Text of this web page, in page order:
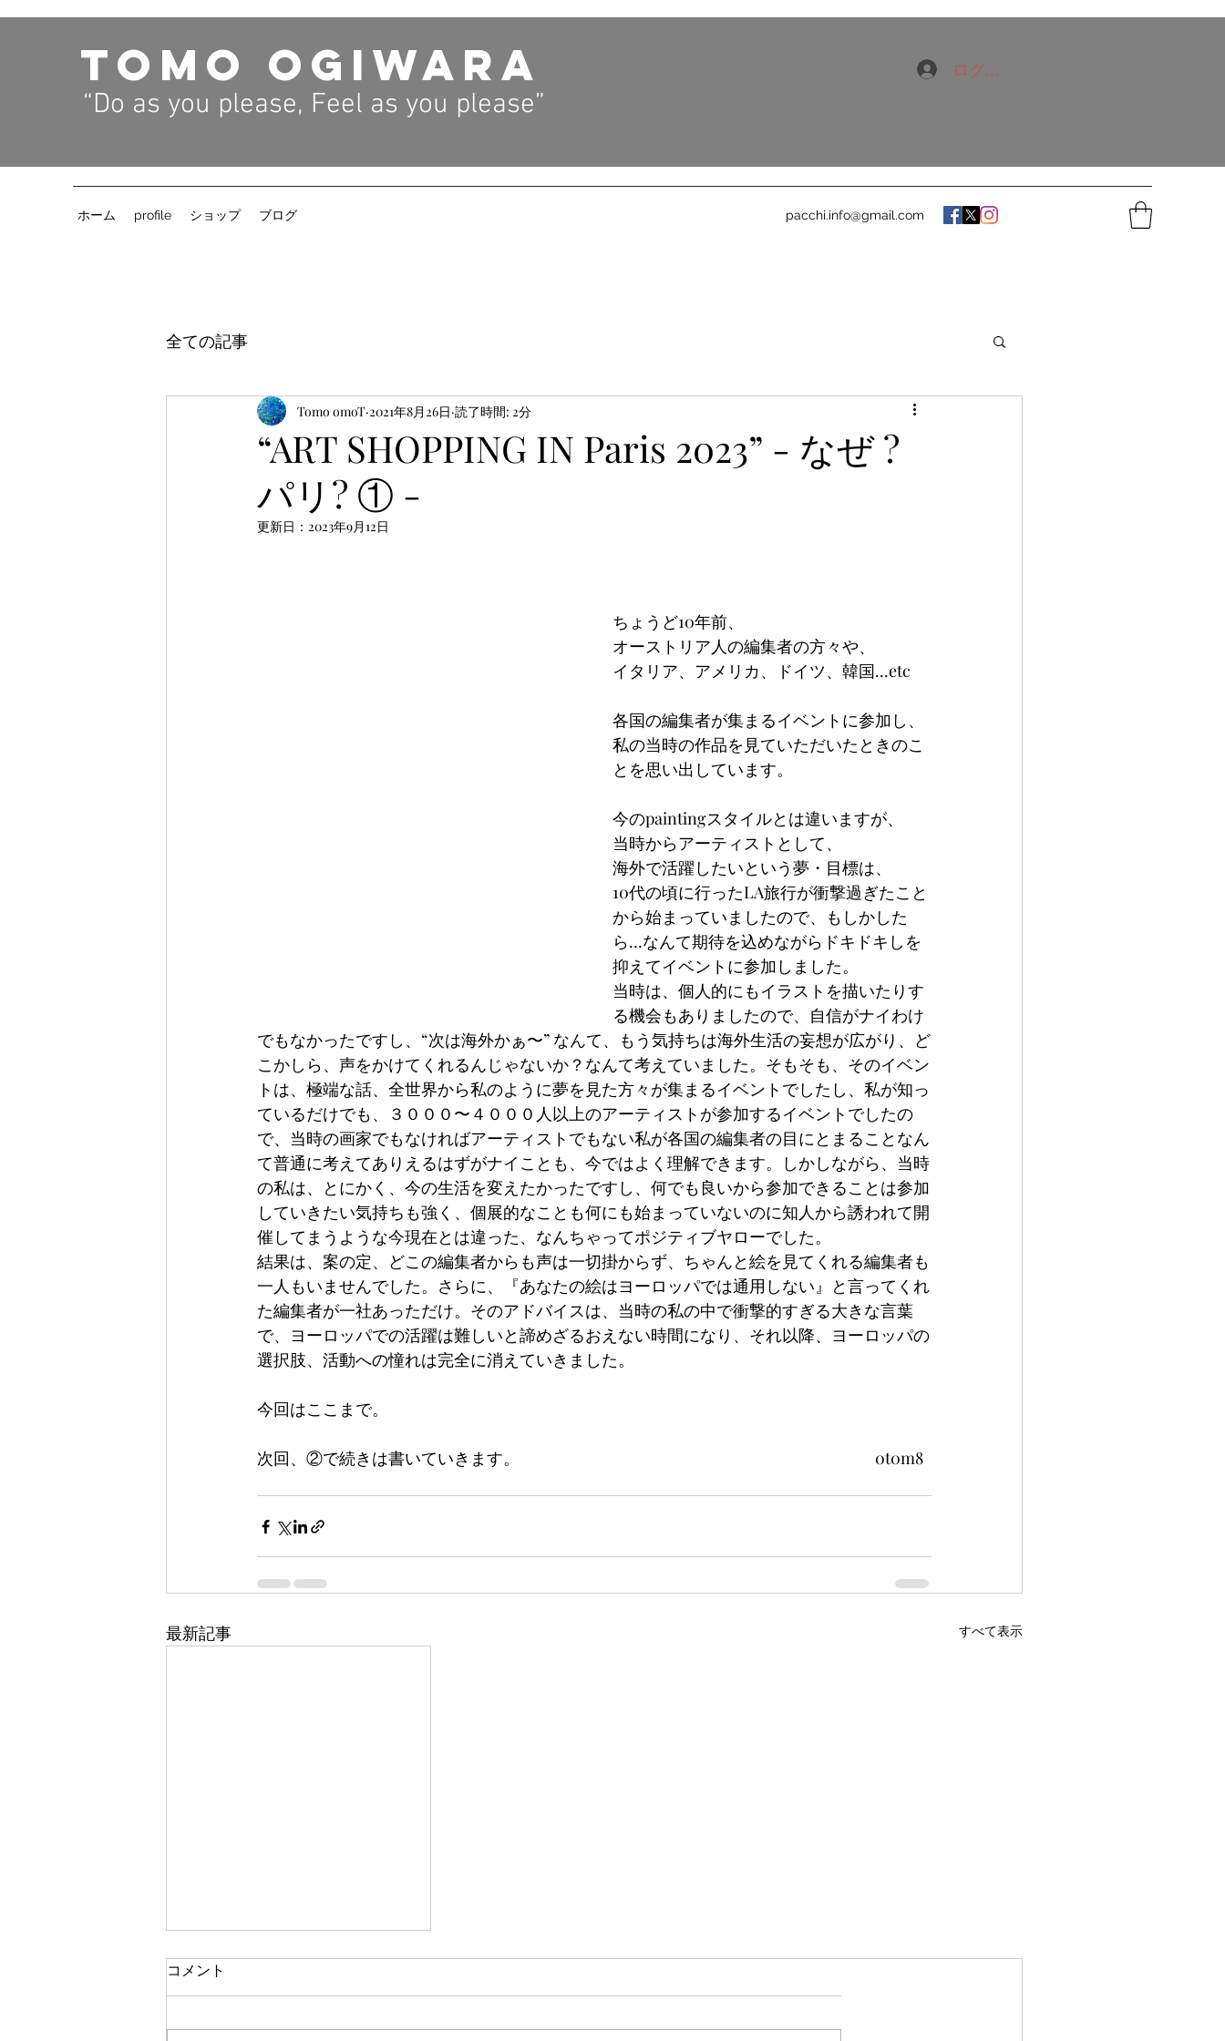
TOMO OGIWARA
“Do as you please, Feel as you please”
ログイン
ホーム profile ショップ ブログ pacchi.info@gmail.com
全ての記事
“ART SHOPPING IN Paris 2023” - なぜ ?
パリ? ① -
Tomo omoT 2021年8月26日 読了時間: 2分
更新日： 2023年9月12日
ちょうど10年前、
オーストリア人の編集者の方々や、
イタリア、アメリカ、ドイツ、韓国...etc
各国の編集者が集まるイベントに参加し、
私の当時の作品を見ていただいたときのこ
とを思い出しています。
今のpaintingスタイルとは違いますが、
当時からアーティストとして、
海外で活躍したいという夢・目標は、
10代の頃に行ったLA旅行が衝撃過ぎたこと
から始まっていましたので、もしかした
ら…なんて期待を込めながらドキドキしを
抑えてイベントに参加しました。
当時は、個人的にもイラストを描いたりす
る機会もありましたので、自信がナイわけ
でもなかったですし、“次は海外かぁ〜” なんて、もう気持ちは海外生活の妄想が広がり、ど
こかしら、声をかけてくれるんじゃないか？なんて考えていました。そもそも、そのイベン
トは、極端な話、全世界から私のように夢を見た方々が集まるイベントでしたし、私が知っ
ているだけでも、３０００〜４０００人以上のアーティストが参加するイベントでしたの
で、当時の画家でもなければアーティストでもない私が各国の編集者の目にとまることなん
て普通に考えてありえるはずがナイことも、今ではよく理解できます。しかしながら、当時
の私は、とにかく、今の生活を変えたかったですし、何でも良いから参加できることは参加
していきたい気持ちも強く、個展的なことも何にも始まっていないのに知人から誘われて開
催してまうような今現在とは違った、なんちゃってポジティブヤローでした。
結果は、案の定、どこの編集者からも声は一切掛からず、ちゃんと絵を見てくれる編集者も
一人もいませんでした。さらに、『あなたの絵はヨーロッパでは通用しない』と言ってくれ
た編集者が一社あっただけ。そのアドバイスは、当時の私の中で衝撃的すぎる大きな言葉
で、ヨーロッパでの活躍は難しいと諦めざるおえない時間になり、それ以降、ヨーロッパの
選択肢、活動への憧れは完全に消えていきました。
今回はここまで。
次回、②で続きは書いていきます。　　　　　　　　　　　　　　　　　　　　　   0t0m8
最新記事 すべて表示
コメント